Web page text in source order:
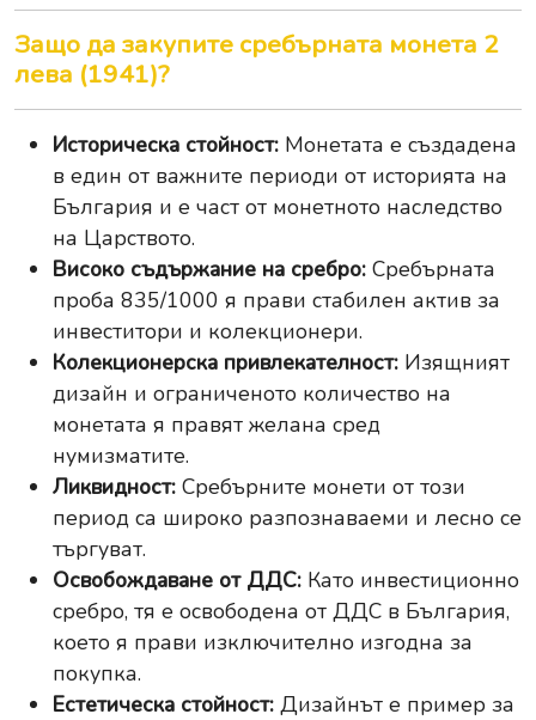
Защо да закупите сребърната монета 2
лева (1941)?
Историческа стойност: Монетата е създадена
в един от важните периоди от историята на
България и е част от монетното наследство
на Царството.
Високо съдържание на сребро: Сребърната
проба 835/1000 я прави стабилен актив за
инвеститори и колекционери.
Колекционерска привлекателност: Изящният
дизайн и ограниченото количество на
монетата я правят желана сред
нумизматите.
Ликвидност: Сребърните монети от този
период са широко разпознаваеми и лесно се
търгуват.
Освобождаване от ДДС: Като инвестиционно
сребро, тя е освободена от ДДС в България,
което я прави изключително изгодна за
покупка.
Естетическа стойност: Дизайнът е пример за